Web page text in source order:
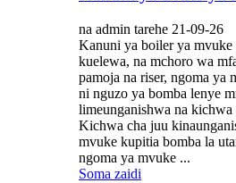
na admin tarehe 21-09-26
Kanuni ya boiler ya mvuke
kuelewa, na mchoro wa
pamoja na riser, ngoma ya
ni nguzo ya bomba lenye
limeunganishwa na
Kichwa cha juu
mvuke kupitia bomba la
ngoma ya mvuke ...
Soma zaidi